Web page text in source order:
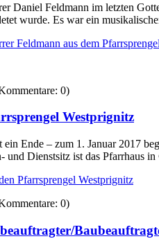
Daniel Feldmann im letzten
wurde. Es war ein
Feldmann aus dem
0)
Westprignitz
Ende – zum 1. Januar 2017
und Dienstsitz ist das Pfarrhaus
Pfarrsprengel Westprignitz
0)